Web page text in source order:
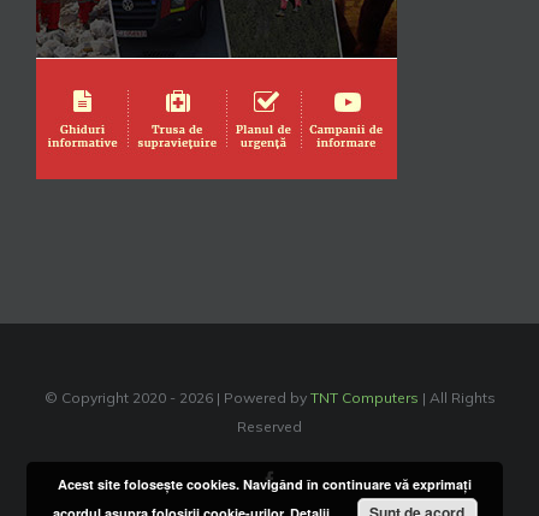
© Copyright 2020 - 2026 | Powered by TNT Computers | All Rights
Reserved
Facebook
Acest site foloseşte cookies. Navigând în continuare vă exprimaţi